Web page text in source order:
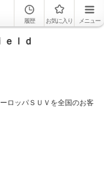
履歴 お気に入り メニュー
ｅｌｄ
ロッパＳＵＶを全国のお客